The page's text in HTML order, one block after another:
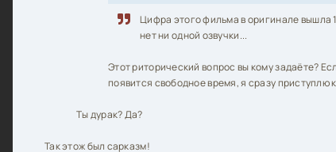
Цифра этого фильма в оригинале вышла
нет ни одной озвучки...
Этот риторический вопрос вы кому задаёте?
появится свободное время, я сразу приступлю
Ты дурак? Да?
Так этож был сарказм!